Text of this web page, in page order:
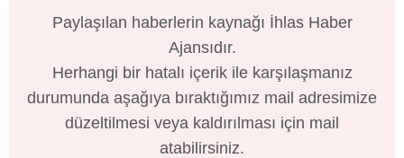
Paylaşılan haberlerin kaynağı İhlas Haber
Ajansıdır.
Herhangi bir hatalı içerik ile karşılaşmanız
durumunda aşağıya bıraktığımız mail adresimize
düzeltilmesi veya kaldırılması için mail
atabilirsiniz.